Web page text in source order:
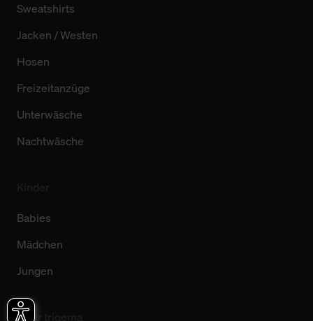
Sweatshirts
Jacken / Westen
Hosen
Freizeitanzüge
Unterwäsche
Nachtwäsche
Babies
Mädchen
Jungen
Über trigema